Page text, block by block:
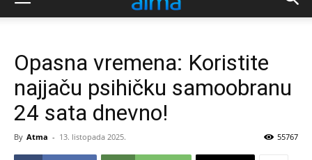
Opasna vremena: Koristite
najjaču psihičku samoobranu
24 sata dnevno!
By Atma - 13. listopada 2025. 55767